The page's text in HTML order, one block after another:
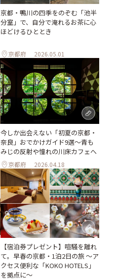
京都・鴨川の四季をのぞむ「池半
分室」で、自分で淹れるお茶に心
ほどけるひととき
京都府 2026.05.01
今しか出会えない「初夏の京都・
奈良」おでかけガイド9選～青も
みじの反射や憧れの川床カフェへ
京都府 2026.04.18
【宿泊券プレゼント】喧騒を離れ
て。早春の京都・1泊2日の旅 ～ア
クセス便利な「KOKO HOTELS」
を拠点に～